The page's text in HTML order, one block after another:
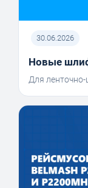
30.06.2026
Новые
Для